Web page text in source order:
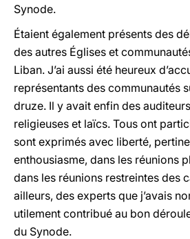
Synode.
Étaient également présents des
des autres Églises et
Liban. J’ai aussi été heureux
représentants des communautés
druze. Il y avait enfin des
religieuses et laïcs. Tous ont
sont exprimés avec liberté,
enthousiasme, dans les réunions
dans les réunions restreintes des
ailleurs, des experts que j’avais
utilement contribué au bon
du Synode.